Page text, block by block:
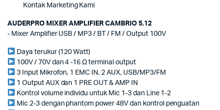
Kontak Marketing Kami
AUDERPRO MIXER AMPLIFIER CAMBRIO 5.12
- Mixer Amplifier USB / MP3 / BT / FM / Output 100V
Daya terukur (120 Watt)
100V / 70V dan 4 -16 Ω terminal output
3 Input Mikrofon, 1 EMC IN, 2 AUX, USB/MP3/FM
1 Output AUX dan 1 PRE OUT & AMP IN
Kontrol volume individu untuk Mic 1-3 dan Line 1-2
Mic 2-3 dengan phantom power 48V dan kontrol penguatan